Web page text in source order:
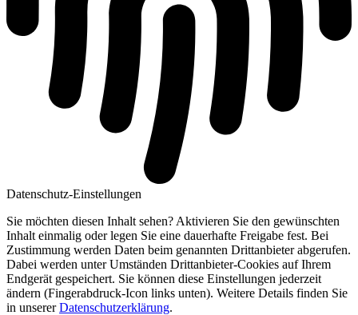
Datenschutz-Einstellungen
Sie möchten diesen Inhalt sehen? Aktivieren Sie den gewünschten
Inhalt einmalig oder legen Sie eine dauerhafte Freigabe fest. Bei
Zustimmung werden Daten beim genannten Drittanbieter abgerufen.
Dabei werden unter Umständen Drittanbieter-Cookies auf Ihrem
Endgerät gespeichert. Sie können diese Einstellungen jederzeit
ändern (Fingerabdruck-Icon links unten). Weitere Details finden Sie
in unsererDatenschutzerklärung.